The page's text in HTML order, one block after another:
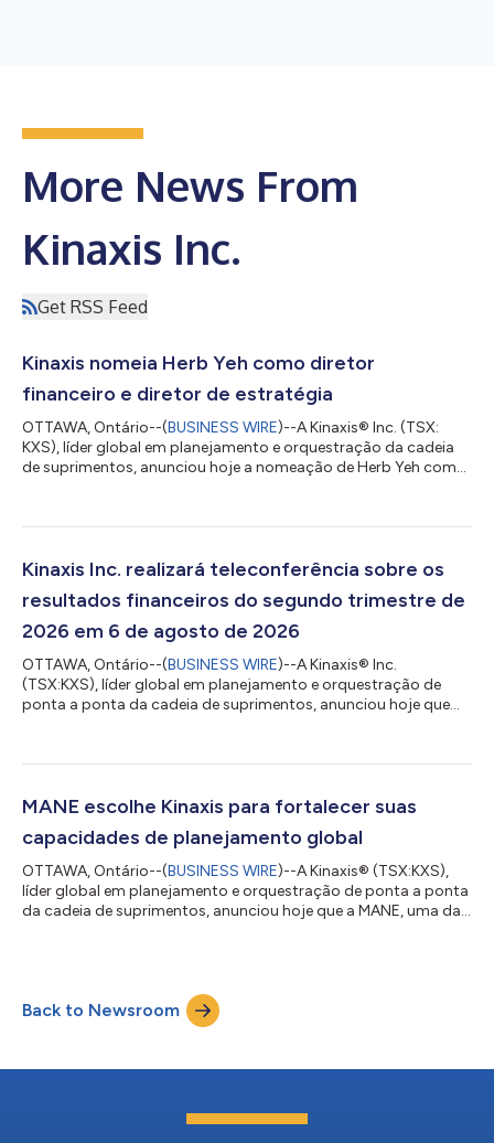
More News From
Kinaxis Inc.
Get RSS Feed
Kinaxis nomeia Herb Yeh como diretor
financeiro e diretor de estratégia
OTTAWA, Ontário--(BUSINESS WIRE)--A Kinaxis® Inc. (TSX:
KXS), líder global em planejamento e orquestração da cadeia
de suprimentos, anunciou hoje a nomeação de Herb Yeh como
financeira global e as operações de estratégia corporativa da
relações com investidores, estratégia corporativa e
Kinaxis Inc. realizará teleconferência sobre os
resultados financeiros do segundo trimestre de
2026 em 6 de agosto de 2026
OTTAWA, Ontário--(BUSINESS WIRE)--A Kinaxis® Inc.
(TSX:KXS), líder global em planejamento e orquestração de
ponta a ponta da cadeia de suprimentos, anunciou hoje que
2026. A teleconferência será realizada na quinta-feira, 6 de
participação de Razat Gaurav, CEO, e Peter Yaraskavitch, Vice-
Presidente de Planejamento e Anál...
MANE escolhe Kinaxis para fortalecer suas
capacidades de planejamento global
OTTAWA, Ontário--(BUSINESS WIRE)--A Kinaxis® (TSX:KXS),
líder global em planejamento e orquestração de ponta a ponta
da cadeia de suprimentos, anunciou hoje que a MANE, uma das
crescimento global como parte de uma iniciativa de
transformação corporativa mais ampla. Com sede no sul da
França e uma presença global significativa que...
Back to Newsroom